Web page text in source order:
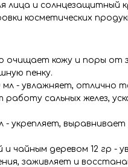
лица и солнцезащитный
косметических
очищает кожу и поры
пенку.
- увлажняет, отлично
сальных желез,
- укрепляет,
чайным деревом 12 гр -
заживляет и